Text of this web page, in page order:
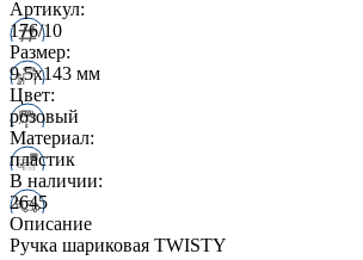
Артикул:
176/10
Размер:
9,5х143 мм
Цвет:
розовый
Материал:
пластик
В наличии:
2645
Описание
Ручка шариковая TWISTY